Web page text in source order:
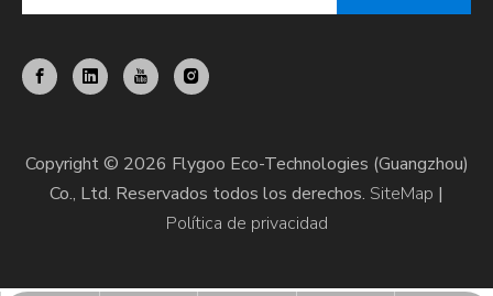
Copyright © 2026 Flygoo Eco-Technologies (Guangzhou)
Co., Ltd. Reservados todos los derechos. SiteMap |
Política de privacidad